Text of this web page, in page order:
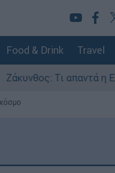
Food & Drink Travel
απαντά η ΕΛΑΣ για